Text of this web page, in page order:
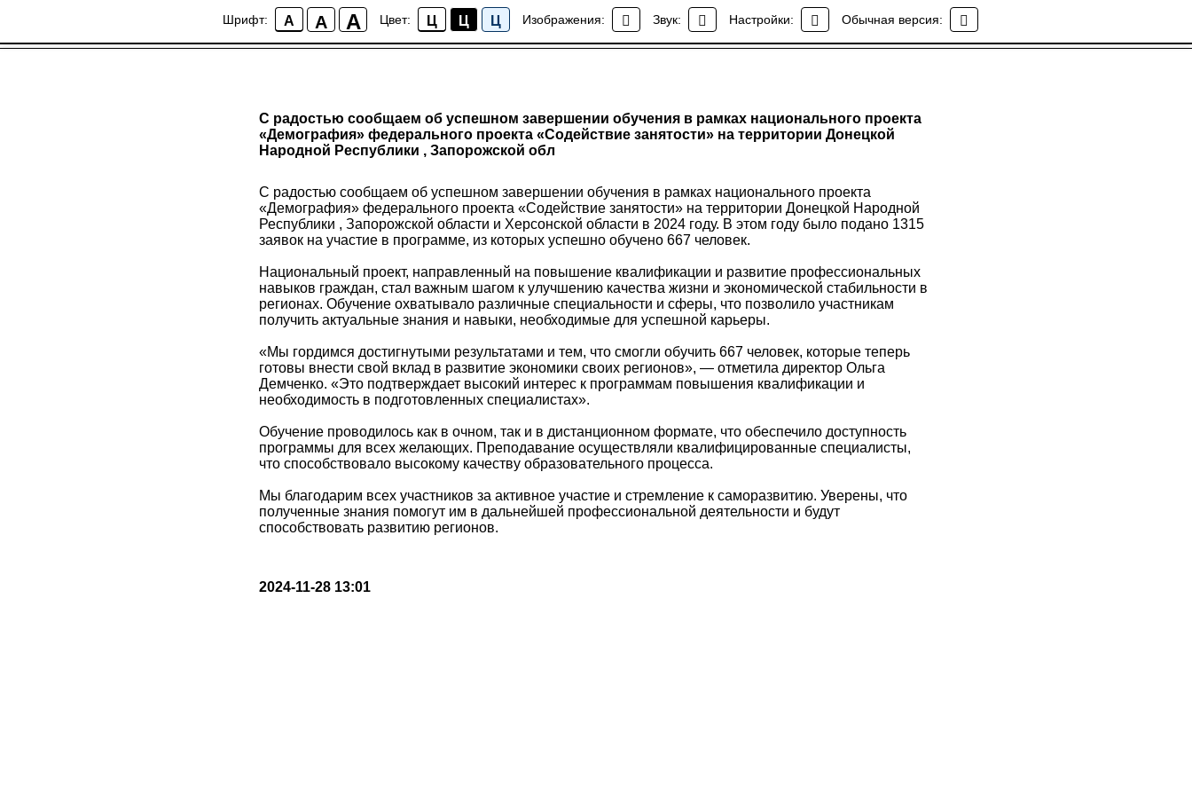
Шрифт: A A A Цвет: Ц Ц Ц Изображения: Звук: Настройки: Обычная версия:
Новости
С радостью сообщаем об успешном завершении обучения в рамках национального проекта
«Демография» федерального проекта «Содействие занятости» на территории Донецкой
Народной Республики , Запорожской обл
С радостью сообщаем об успешном завершении обучения в рамках национального проекта
«Демография» федерального проекта «Содействие занятости» на территории Донецкой Народной
Республики , Запорожской области и Херсонской области в 2024 году. В этом году было подано 1315
заявок на участие в программе, из которых успешно обучено 667 человек.
Национальный проект, направленный на повышение квалификации и развитие профессиональных
навыков граждан, стал важным шагом к улучшению качества жизни и экономической стабильности в
регионах. Обучение охватывало различные специальности и сферы, что позволило участникам
получить актуальные знания и навыки, необходимые для успешной карьеры.
«Мы гордимся достигнутыми результатами и тем, что смогли обучить 667 человек, которые теперь
готовы внести свой вклад в развитие экономики своих регионов», — отметила директор Ольга
Демченко. «Это подтверждает высокий интерес к программам повышения квалификации и
необходимость в подготовленных специалистах».
Обучение проводилось как в очном, так и в дистанционном формате, что обеспечило доступность
программы для всех желающих. Преподавание осуществляли квалифицированные специалисты,
что способствовало высокому качеству образовательного процесса.
Мы благодарим всех участников за активное участие и стремление к саморазвитию. Уверены, что
полученные знания помогут им в дальнейшей профессиональной деятельности и будут
способствовать развитию регионов.
2024-11-28 13:01